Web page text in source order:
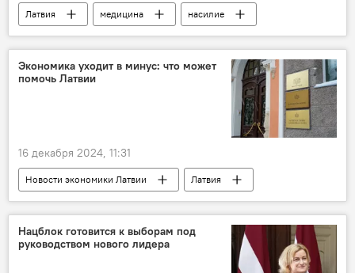
Латвия медицина
насилие
семейные врачи
пациенты
Экономика уходит в минус: что может
помочь Латвии
16 декабря 2024, 11:31
Новости экономики Латвии
Латвия
экономика
ВВП
Нацблок готовится к выборам под
руководством нового лидера